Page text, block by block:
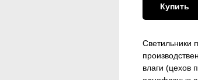
Купить
Светильники
влаги (цехов